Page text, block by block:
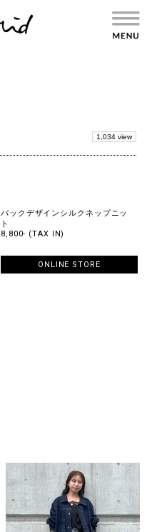
1,034 view
バックデザインシルクネップニッ
ト
8,800- (TAX IN)
ONLINE STORE